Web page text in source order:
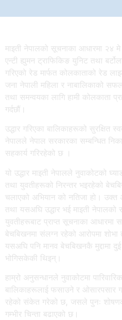
माइती नेपालको सूचनाका आधारमा २४
एन्टी ह्युमन ट्राफिकिङ युनिट तथा
गरिएको रेड मार्फत कोलकाताको रेड
जना नेपाली महिला र नाबालिकाको
तथा समन्वयका लागि हामी कोलकाता
गर्दछौं।
उद्धार गरिएका बालिकाहरूको सुरक्षित
नेपालले नेपाल सरकारका सम्बन्धित
सहकार्य गरिरहेको छ ।
यो उद्धार माइती नेपालले नुवाकोटको
तथा युवतीहरूको निरन्तर भइरहेको
चलाएको अभियान को नतिजा हो। उक्त
तथा यसअघि उद्धार भई माइती नेपालको
युवतीहरूबाट प्राप्त सूचनाका आधारमा
बेचबिखनमा संलग्न रहेको आरोपमा
यसअघि पनि मानव बेचबिखनकै मुद्दामा
भोगिसकेकी थिइन्।
हाम्रो अनुसन्धानले नुवाकोटमा
बालिकाहरूलाई फसाउने र ओसारपसार
रहेको संकेत गरेको छ, जसले पुनः
गम्भीर चिन्ता बढाएको छ।